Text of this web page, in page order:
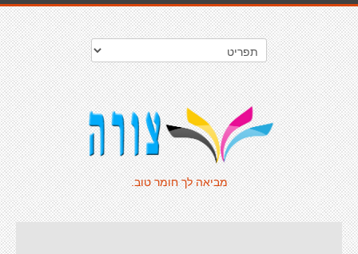
מביאה לך חומר טוב.